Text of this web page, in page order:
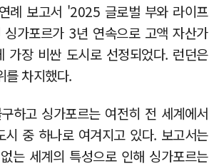
보고서 '2025 글로벌 부와 라이프
가포르가 3년 연속으로 고액 자산가
가장 비싼 도시로 선정되었다. 런던은
를 차지했다.
하고 싱가포르는 여전히 전 세계에서
시 중 하나로 여겨지고 있다. 보고서는
는 세계의 특성으로 인해 싱가포르는